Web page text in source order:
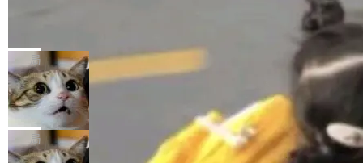
“启蒙老师”。 而今年，恰好是雷霄骅离世十周
年。FFmpeg 社区最终选择用一个大版本的名
字，留下了这份纪念。 雷霄骅曾是中国传媒大学
数字电视技术方向的博士生，长期从事视频、音
频技...
编写程序，目标是完成电商平台作者信息与商品
列表的数据匹配 —— 一项常规的数据处理任
务，最终却产生了 180 万美元的账单，实际支出
超出原定预算 860%。 更令人意外的是，该项目
最终并未成功落地，而高额算力消耗持续运行长
达 5 个月，公司直到财务对账时才察觉异常。这
e CEO Clément Delangue 在 CNBC 的采访里
没有拐弯抹角。他说中国正在赢得 AI 竞赛，而
且按目前的速度，中国 AI 工具预计在今年底或
2027 年就能追上美国前沿实验室的水平。 Dela
ngue 把原因归结为一件事：开放协作。中国的
AI 开发者在一个共享和协作的生态里加速迭代，
局
当 AI agent 把源码变成了最好的扩展系
统，开发者工具必须开源
五年前，David Crawshaw 问过很多软件工程师
一个问题：你写过什么给自己用的程序？答案几
乎都是没有。工程师们整天用别人写的程序写程
局